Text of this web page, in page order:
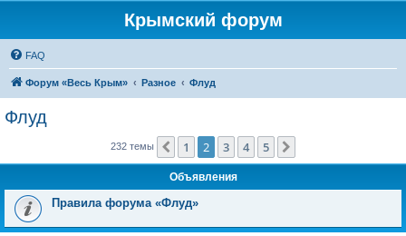
Крымский форум
FAQ
Форум «Весь Крым» Разное Флуд
Флуд
232 темы Пред.
1 2 3 4 5
Объявления
Правила форума «Флуд»